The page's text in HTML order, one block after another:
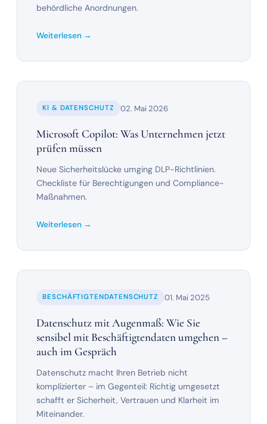
behördliche Anordnungen.
Weiterlesen →
KI & DATENSCHUTZ 02. Mai 2026
Microsoft Copilot: Was Unternehmen jetzt
prüfen müssen
Neue Sicherheitslücke umging DLP-Richtlinien.
Checkliste für Berechtigungen und Compliance-
Maßnahmen.
Weiterlesen →
BESCHÄFTIGTENDATENSCHUTZ 01. Mai 2025
Datenschutz mit Augenmaß: Wie Sie
sensibel mit Beschäftigtendaten umgehen –
auch im Gespräch
Datenschutz macht Ihren Betrieb nicht
komplizierter – im Gegenteil: Richtig umgesetzt
schafft er Sicherheit, Vertrauen und Klarheit im
Miteinander.